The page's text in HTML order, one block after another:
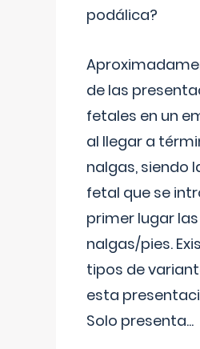
podálica?
de las
fetales en un
al llegar a
nalgas, siendo
fetal que se
primer lugar las
nalgas/pies.
tipos de
esta
Solo presenta...